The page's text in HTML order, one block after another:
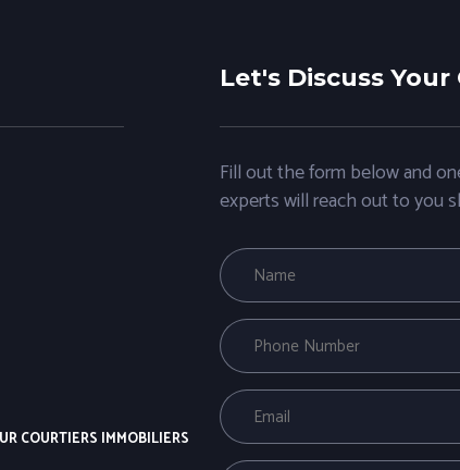
COURTIERS IMMOBILIERS
Let's Discuss Your
Fill out the form below and
experts will reach out to you